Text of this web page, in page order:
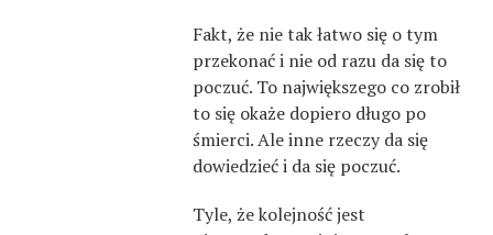
Fakt, że nie tak łatwo się o tym
przekonać i nie od razu da się to
poczuć. To największego co zrobił
to się okaże dopiero długo po
śmierci. Ale inne rzeczy da się
dowiedzieć i da się poczuć.
Tyle, że kolejność jest